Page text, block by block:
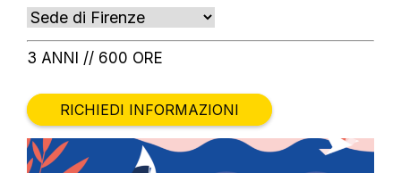
3 ANNI // 600 ORE
RICHIEDI INFORMAZIONI